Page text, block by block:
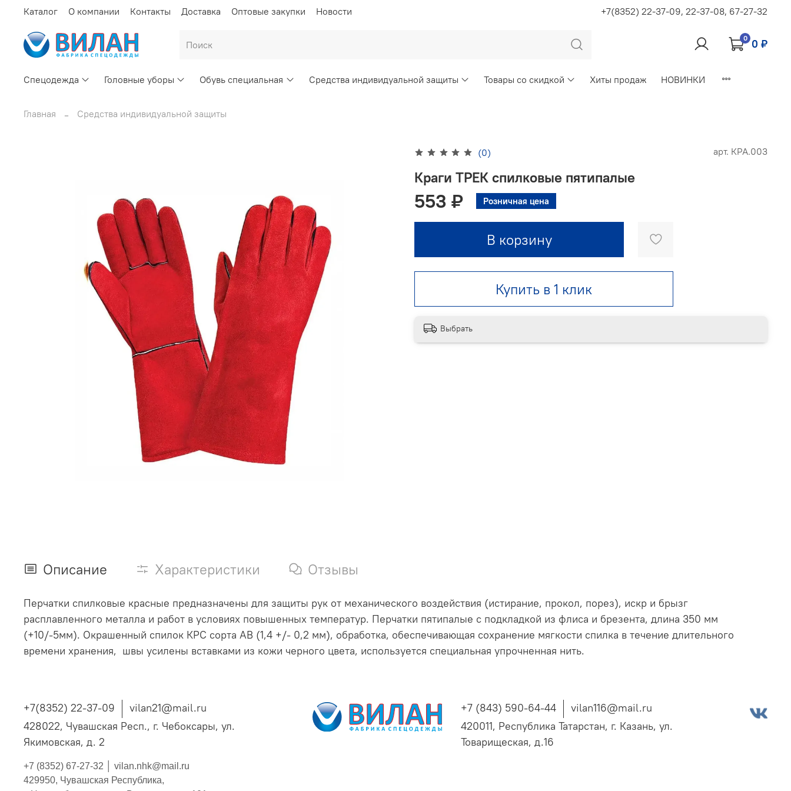
Каталог О компании Контакты Доставка Оптовые закупки Новости +7(8352) 22-37-09, 22-37-08, 67-27-32
0 0 ₽
Спецодежда Головные уборы Обувь специальная Средства индивидуальной защиты Товары со скидкой Хиты продаж НОВИНКИ
Главная Средства индивидуальной защиты
(0) арт. КРА.003
Краги ТРЕК спилковые пятипалые
553 ₽ Розничная цена
В корзину
Купить в 1 клик
Выбрать
Описание Характеристики Отзывы
Перчатки спилковые красные предназначены для защиты рук от механического воздействия (истирание, прокол, порез), искр и брызг
расплавленного металла и работ в условиях повышенных температур. Перчатки пятипалые с подкладкой из флиса и брезента, длина 350 мм
(+10/-5мм). Окрашенный спилок КРС сорта АВ (1,4 +/- 0,2 мм), обработка, обеспечивающая сохранение мягкости спилка в течение длительного
времени хранения, швы усилены вставками из кожи черного цвета, используется специальная упрочненная нить.
+7(8352) 22-37-09
vilan21@mail.ru
428022, Чувашская Респ., г. Чебоксары, ул.
Якимовская, д. 2
+7 (843) 590-64-44
vilan116@mail.ru
420011, Республика Татарстан, г. Казань, ул.
Товарищеская, д.16
+7 (8352) 67-27-32 │ vilan.nhk@mail.ru
429950, Чувашская Республика,